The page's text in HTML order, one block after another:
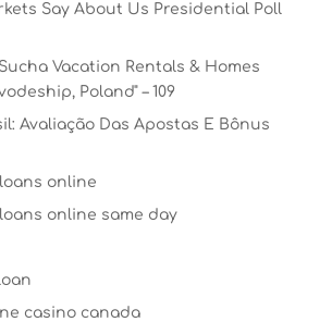
Say About Us Presidential Poll
Vacation Rentals & Homes
Poland" – 109
Avaliação Das Apostas E Bônus
online
online same day
casino canada